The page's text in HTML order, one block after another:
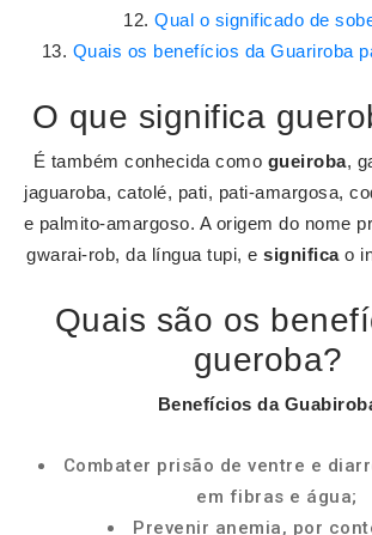
Qual o significado de
Quais os benefícios da Guariroba
O que significa
É também conhecida como gueiroba,
jaguaroba, catolé, pati, pati-amargosa,
e palmito-amargoso. A origem do nome
gwarai-rob, da língua tupi, esignificao
Quais são os
gueroba?
Benefícios da
Combater prisão de ventre e
em fibras e água;
Prevenir anemia, por